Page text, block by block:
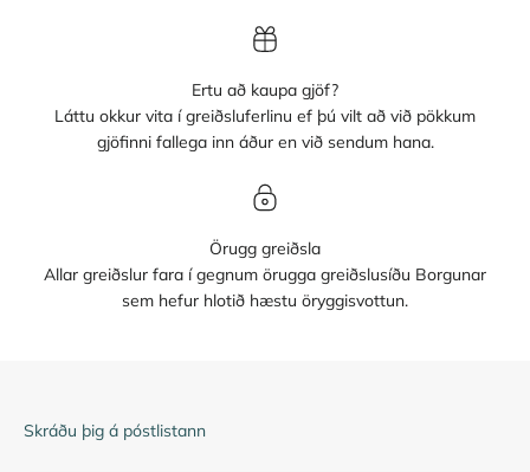
Ertu að kaupa gjöf?
Láttu okkur vita í greiðsluferlinu ef þú vilt að við pökkum
gjöfinni fallega inn áður en við sendum hana.
Örugg greiðsla
Allar greiðslur fara í gegnum örugga greiðslusíðu Borgunar
sem hefur hlotið hæstu öryggisvottun.
Skráðu þig á póstlistann